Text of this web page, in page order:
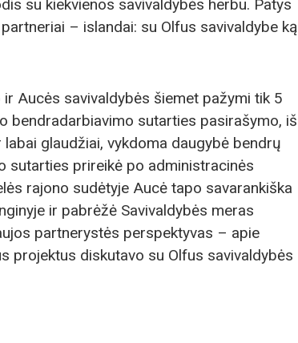
su kiekvienos savivaldybės herbu. Patys
– islandai: su Olfus savivaldybe ką
Aucės savivaldybės šiemet pažymi tik 5
bendradarbiavimo sutarties pasirašymo, iš
glaudžiai, vykdoma daugybė bendrų
sutarties prireikė po administracinės
rajono sudėtyje Aucė tapo savarankiška
ir pabrėžė Savivaldybės meras
partnerystės perspektyvas – apie
projektus diskutavo su Olfus savivaldybės